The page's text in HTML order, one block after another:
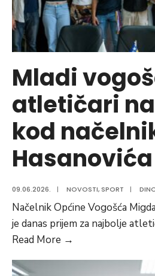
Mladi
atletičari
kod
Hasanovića
09.06.2026. | NOVOSTI, SPORT |
Načelnik Općine Vogošća
je danas prijem za najbolje
Read More →